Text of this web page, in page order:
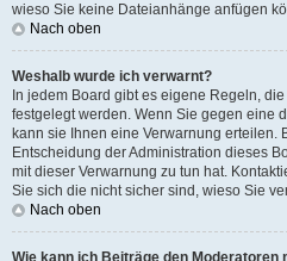
wieso Sie keine Dateianhänge anfügen
Nach oben
Weshalb wurde ich verwarnt?
In jedem Board gibt es eigene Regeln,
festgelegt werden. Wenn Sie gegen eine
kann sie Ihnen eine Verwarnung erteilen.
Entscheidung der Administration dieses
mit dieser Verwarnung zu tun hat.
Sie sich die nicht sicher sind, wieso Sie
Nach oben
Wie kann ich Beiträge den Moderatoren